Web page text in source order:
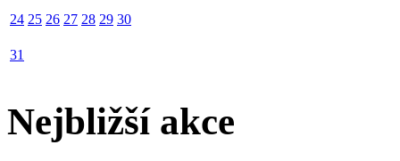
24 25 26 27 28 29 30
31
Nejbližší akce